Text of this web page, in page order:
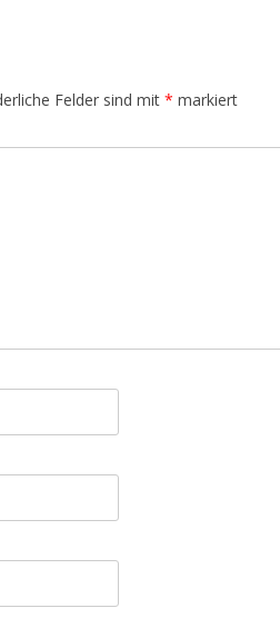
Felder sind mit * markiert